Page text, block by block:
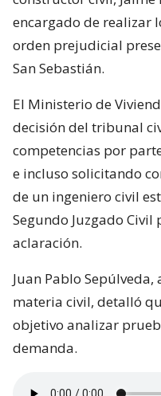
encargado de realizar
orden prejudicial
San Sebastián.
El Ministerio de
decisión del tribunal
competencias por
e incluso solicitando
de un ingeniero civil
Segundo Juzgado
aclaración.
Juan Pablo
materia civil, detalló
objetivo analizar
demanda.